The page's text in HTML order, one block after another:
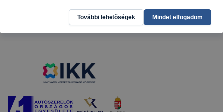
Partnereink
További lehetőségek Mindet elfogadom